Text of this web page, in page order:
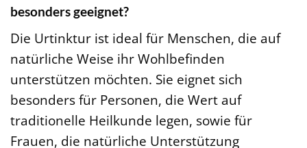
besonders geeignet?
Die Urtinktur ist ideal für Menschen, die auf
natürliche Weise ihr Wohlbefinden
unterstützen möchten. Sie eignet sich
besonders für Personen, die Wert auf
traditionelle Heilkunde legen, sowie für
Frauen, die natürliche Unterstützung